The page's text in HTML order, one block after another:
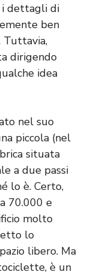
i dettagli di
ben
Tuttavia,
dirigendo
idea
nel suo
piccola (nel
situata
a due passi
lo è. Certo,
70.000 e
molto
lo
libero. Ma
è un